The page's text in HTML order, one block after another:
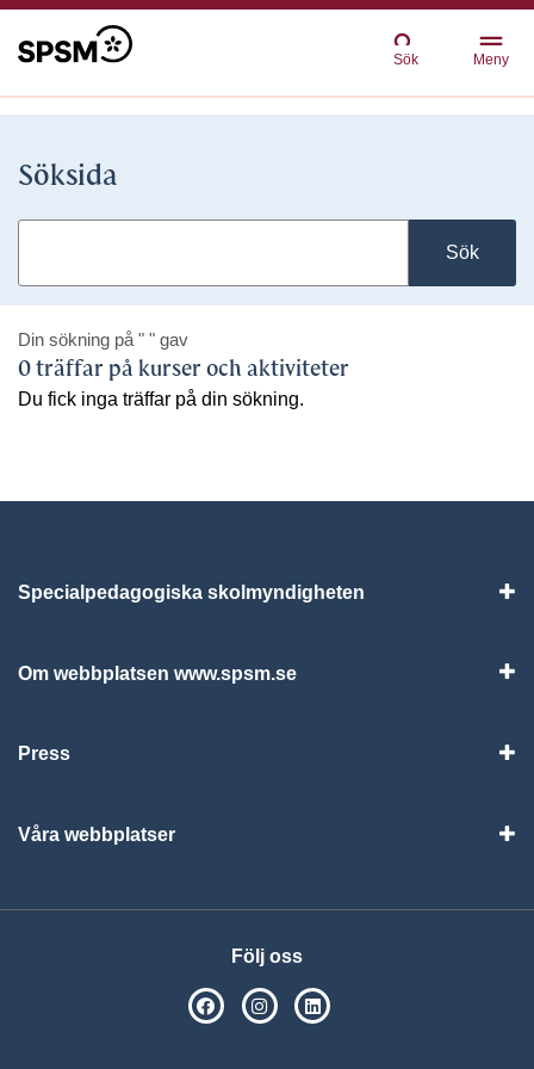
Sök Meny
Söksida
Sök
Din sökning på " " gav
0 träffar på kurser och aktiviteter
Du fick inga träffar på din sökning.
Specialpedagogiska skolmyndigheten
Om webbplatsen www.spsm.se
Press
Våra webbplatser
Följ oss
SPSM på Facebook
SPSM på Instagram